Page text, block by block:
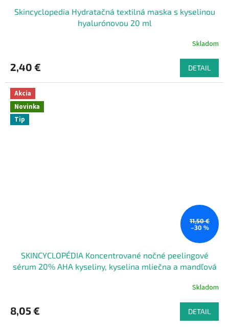
Skincyclopedia Hydratačná textilná maska s kyselinou
hyalurónovou 20 ml
Skladom
2,40 € DETAIL
Akcia
Novinka
Tip
11,50 €
–30 %
SKINCYCLOPÉDIA Koncentrované nočné peelingové
sérum 20% AHA kyseliny, kyselina mliečna a mandľová
Skladom
8,05 € DETAIL